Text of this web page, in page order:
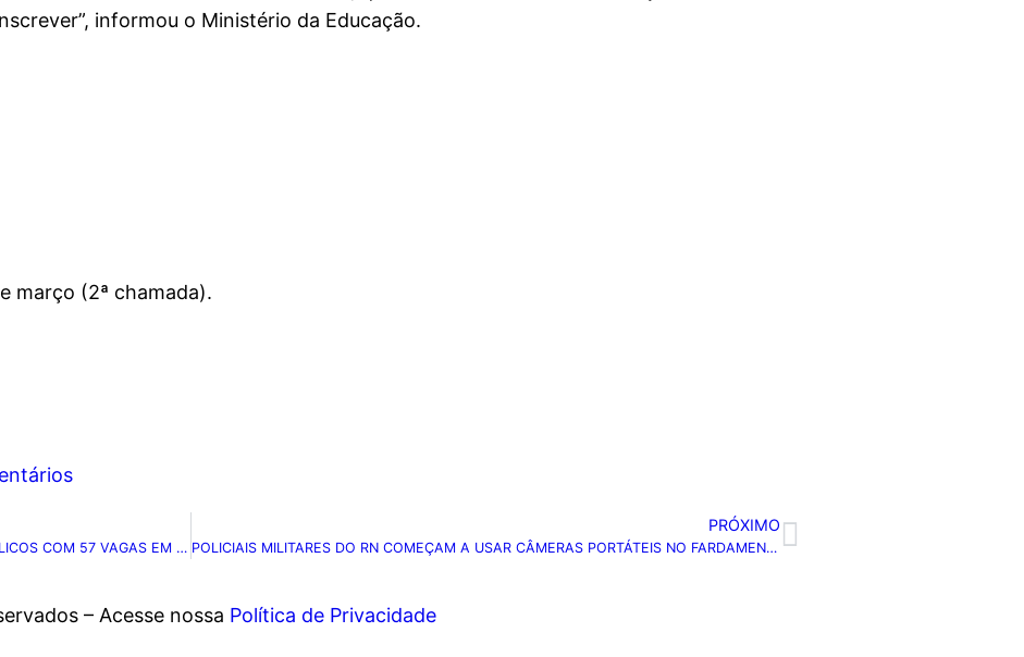
informou o Ministério da Educação.
março (2ª chamada).
CÂMARA MUNICIPAL DE NATAL ANUNCIA CONCURSOS PÚBLICOS COM 57 VAGAS EM 2023
PRÓXIMO
POLICIAIS MILITARES DO RN COMEÇAM A USAR CÂMERAS PORTÁTEIS NO FARDAMENTO PARA REGISTRAR OCORRÊNCIAS
– Acesse nossa Política de Privacidade